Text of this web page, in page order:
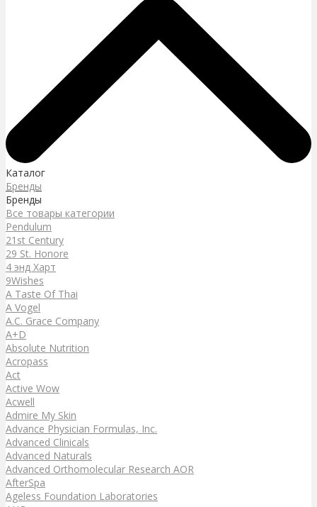
Каталог
Бренды
Бренды
Все товары категории
Pendulum
21st Century
29 St. Honore
4 энд Харт
9Wishes
A Taste Of Thai
A Vogel
A.C. Grace Company
A+D
Absolute Nutrition
Acropass
Act
Active Wow
Acwell
Admire My Skin
Advance Physician Formulas, Inc.
Advanced Clinicals
Advanced Naturals
Advanced Orthomolecular Research AOR
AfterSpa
Ageless Foundation Laboratories